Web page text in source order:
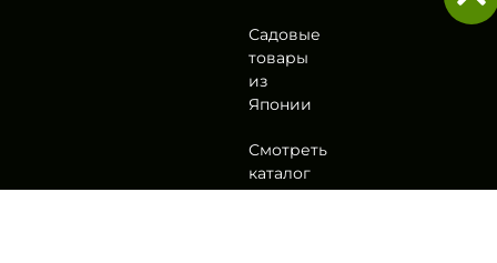
Садовые
товары
из
Японии
Смотреть
каталог